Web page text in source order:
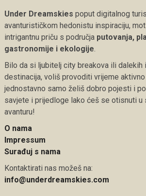
Under Dreamskies poput digitalnog
avanturističkom hedonistu inspiraciju,
intrigantnu priču s područja putovanja,
gastronomije i ekologije.
Bilo da si ljubitelj city breakova ili dalekih
destinacija, voliš provoditi vrijeme
jednostavno samo želiš dobro pojesti i
savjete i prijedloge lako ćeš se otisnuti u
avanturu!
O nama
Impressum
Surađuj s nama
Kontaktirati nas možeš na:
info@underdreamskies.com